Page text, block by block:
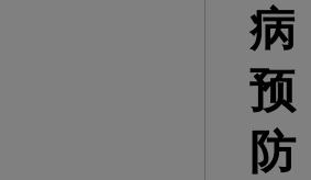
病
预
防